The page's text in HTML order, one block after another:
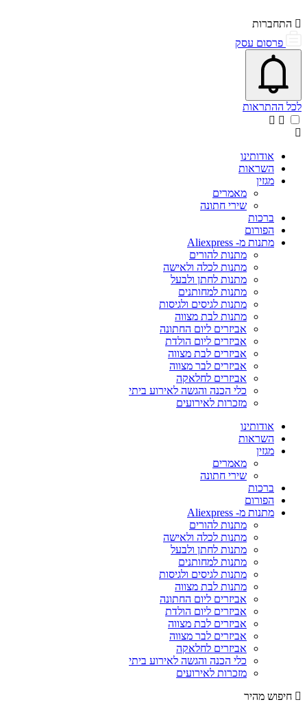
התחברות
פרסום עסק
פתיחת\סגירת מרכז התראות
אייקון פעמון
לכל ההתראות
אודותינו
השראות
מגזין
מאמרים
שירי חתונה
ברכות
הפורום
מתנות מ- Aliexpress
מתנות להורים
מתנות לכלה ולאישה
מתנות לחתן ולבעל
מתנות למחותנים
מתנות לגיסים ולגיסות
מתנות לבת מצווה
אביזרים ליום החתונה
אביזרים ליום הולדת
אביזרים לבת מצווה
אביזרים לבר מצווה
אביזרים לחלאקה
כלי הכנה והגשה לאירוע ביתי
מזכרות לאירועים
אודותינו
השראות
מגזין
מאמרים
שירי חתונה
ברכות
הפורום
מתנות מ- Aliexpress
מתנות להורים
מתנות לכלה ולאישה
מתנות לחתן ולבעל
מתנות למחותנים
מתנות לגיסים ולגיסות
מתנות לבת מצווה
אביזרים ליום החתונה
אביזרים ליום הולדת
אביזרים לבת מצווה
אביזרים לבר מצווה
אביזרים לחלאקה
כלי הכנה והגשה לאירוע ביתי
מזכרות לאירועים
חיפוש מהיר